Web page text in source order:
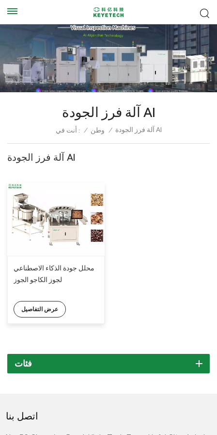
آلة فرز الجودة AI
أنت في : / وطن / آلة فرز الجودة AI
آلة فرز الجودة AI
محلل جودة الذكاء الاصطناعي
لجوز الكاجو الجوز
عرض التفاصيل
فئات
اتصل بنا